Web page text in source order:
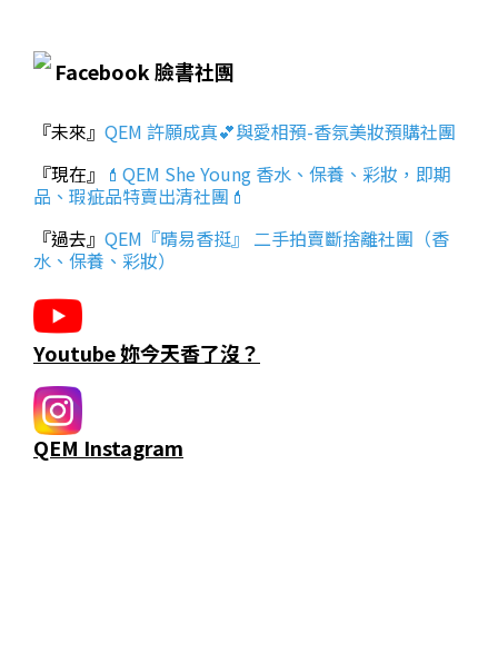
Facebook 臉書社團
『未來』 QEM 許願成真💕與愛相預-香氛美妝預購社團
『現在』 💄QEM She Young 香水、保養、彩妝，即期
品、瑕疵品特賣出清社團💄
『過去』 QEM『晴易香挺』 二手拍賣斷捨離社團（香
水、保養、彩妝）
Youtube 妳今天香了沒？
QEM Instagram